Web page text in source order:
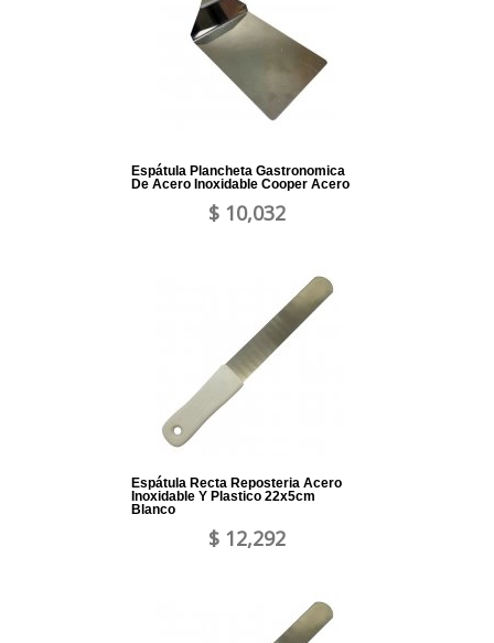
Espátula Plancheta Gastronomica
De Acero Inoxidable Cooper Acero
$ 10,032
Espátula Recta Reposteria Acero
Inoxidable Y Plastico 22x5cm
Blanco
$ 12,292